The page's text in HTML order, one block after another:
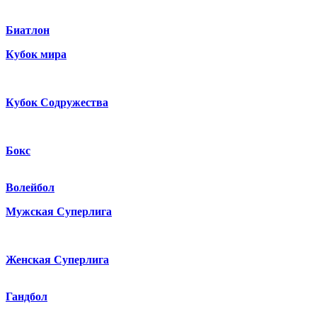
Биатлон
Кубок мира
Кубок Содружества
Бокс
Волейбол
Мужская Суперлига
Женская Суперлига
Гандбол